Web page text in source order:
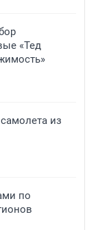
«Тед
из
по